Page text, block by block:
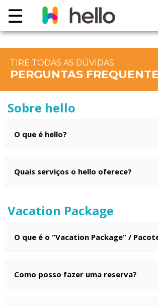
PACKAGE
TRAVEL
DEALS
PREMIOS
PT
☰
TIRE TODAS AS DÚVIDAS
PERGUNTAS
Sobre hello
O que é hello?
Quais serviços o hello oferece?
Vacation Package
O que é o “Vacation Package” /
Como posso fazer uma reserva?